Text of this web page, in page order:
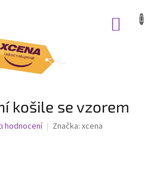
košile se vzorem
hodnocení Značka: xcena